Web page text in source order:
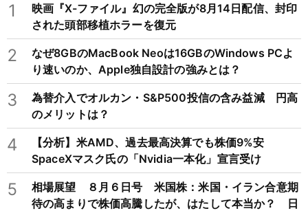
1
映画『X-ファイル』幻の完全版が8月14日配信、封印
された頭部移植ホラーを復元
2
なぜ8GBのMacBook Neoは16GBのWindows PCよ
り速いのか、Apple独自設計の強みとは？
3
為替介入でオルカン・S&P500投信の含み益減 円高
のメリットは？
4
【分析】米AMD、過去最高決算でも株価9%安
SpaceXマスク氏の「Nvidia一本化」宣言受け
5
相場展望 ８月６日号 米国株：米国・イラン合意期
待の高まりで株価高騰したが、はたして本当か？ 日